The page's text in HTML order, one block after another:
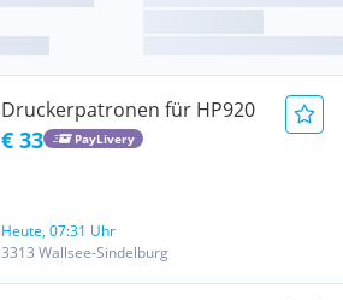
Druckerpatronen für HP920
€ 33 PayLivery
Heute, 07:31 Uhr
3313 Wallsee-Sindelburg